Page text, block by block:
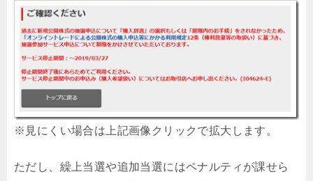
※見にくい場合は上記画像クリックで拡大します。
ただし、繰上当選や追加当選にはペナルティが課せら